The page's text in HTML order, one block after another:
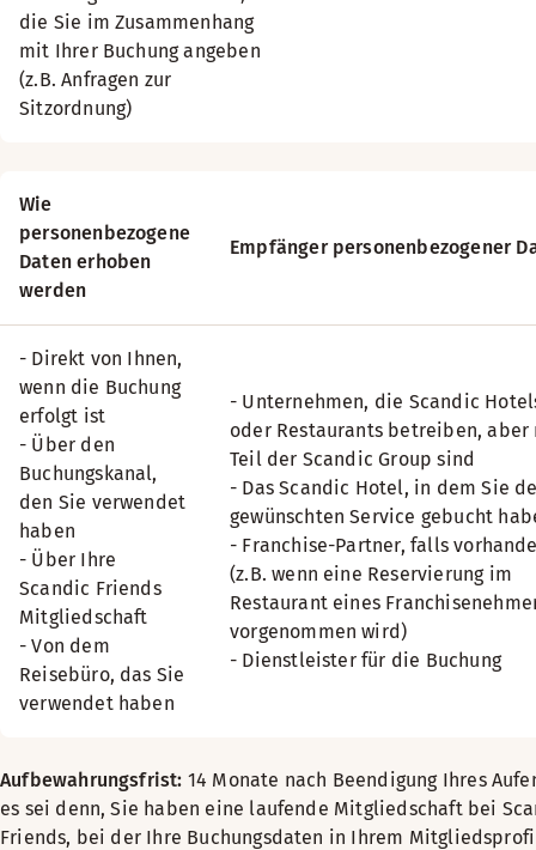
die Sie im Zusammenhang
mit Ihrer Buchung angeben
(z.B. Anfragen zur
Sitzordnung)
Wie
personenbezogene
Daten erhoben
werden
Empfänger personenbezogener
- Direkt von Ihnen,
wenn die Buchung
erfolgt ist
- Über den
Buchungskanal,
den Sie verwendet
haben
- Über Ihre
Scandic Friends
Mitgliedschaft
- Von dem
Reisebüro, das Sie
verwendet haben
- Unternehmen, die Scandic
oder Restaurants betreiben, aber
Teil der Scandic Group sind
- Das Scandic Hotel, in dem Sie
gewünschten Service gebucht
- Franchise-Partner, falls
(z.B. wenn eine Reservierung im
Restaurant eines
vorgenommen wird)
- Dienstleister für die Buchung
Aufbewahrungsfrist: 14 Monate nach Beendigung Ihres
es sei denn, Sie haben eine laufende Mitgliedschaft bei
Friends, bei der Ihre Buchungsdaten in Ihrem